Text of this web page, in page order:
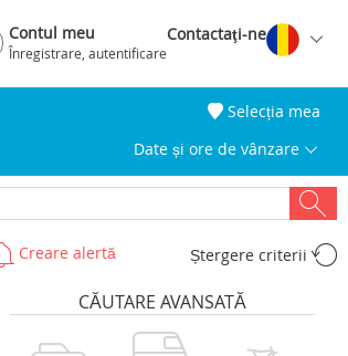
Contul meu
Înregistrare, autentificare
Contactaţi-ne
Selecția mea
Date și ore de vânzare
Creare alertă Ștergere criterii
CĂUTARE AVANSATĂ